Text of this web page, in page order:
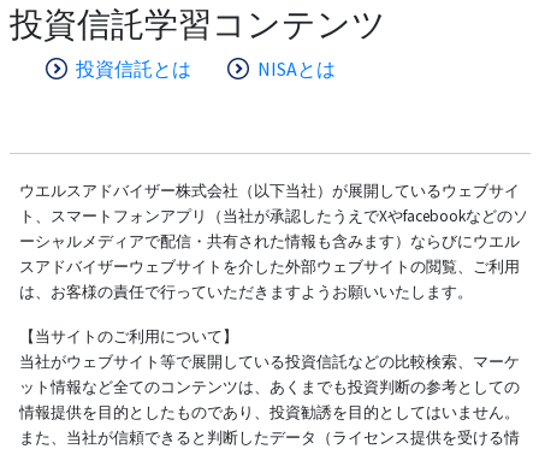
投資信託学習コンテンツ
投資信託とは NISAとは
ウエルスアドバイザー株式会社（以下当社）が展開しているウェブサイ
ト、スマートフォンアプリ（当社が承認したうえでXやfacebookなどのソ
ーシャルメディアで配信・共有された情報も含みます）ならびにウエル
スアドバイザーウェブサイトを介した外部ウェブサイトの閲覧、ご利用
は、お客様の責任で行っていただきますようお願いいたします。
【当サイトのご利用について】
当社がウェブサイト等で展開している投資信託などの比較検索、マーケ
ット情報など全てのコンテンツは、あくまでも投資判断の参考としての
情報提供を目的としたものであり、投資勧誘を目的としてはいません。
また、当社が信頼できると判断したデータ（ライセンス提供を受ける情